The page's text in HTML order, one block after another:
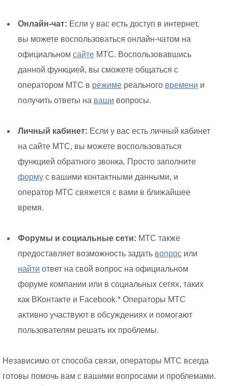
Онлайн-чат: Если у вас есть доступ в интернет,
вы можете воспользоваться онлайн-чатом на
официальном сайте МТС. Воспользовавшись
данной функцией, вы сможете общаться с
оператором МТС в режиме реального времени и
получить ответы на ваши вопросы.
Личный кабинет: Если у вас есть личный кабинет
на сайте МТС, вы можете воспользоваться
функцией обратного звонка. Просто заполните
форму с вашими контактными данными, и
оператор МТС свяжется с вами в ближайшее
время.
Форумы и социальные сети: МТС также
предоставляет возможность задать вопрос или
найти ответ на свой вопрос на официальном
форуме компании или в социальных сетях, таких
как ВКонтакте и Facebook.* Операторы МТС
активно участвуют в обсуждениях и помогают
пользователям решать их проблемы.
Независимо от способа связи, операторы МТС всегда
готовы помочь вам с вашими вопросами и проблемами.